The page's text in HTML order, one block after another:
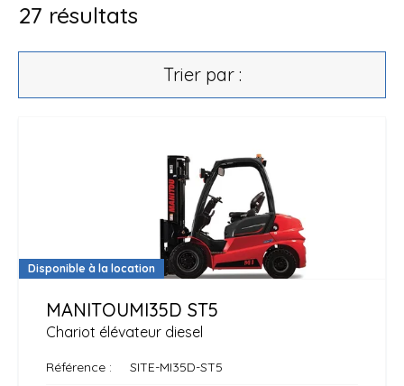
27 résultats
Trier par :
Disponible à la location
Chariot élévateur diesel
MANITOUMI35D ST5
Référence SITE-MI35D-ST5